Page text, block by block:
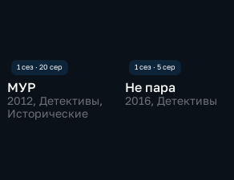
МУР
2012, Детективы,
Исторические
Не пара
2016, Детективы